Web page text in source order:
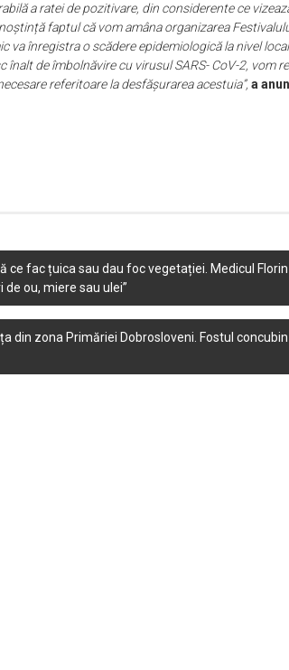
a ratei de pozitivare, din considerente ce
faptul că vom amâna organizarea
va înregistra o scădere epidemiologică la nivel
de îmbolnăvire cu virusul SARS- CoV-2, vom
referitoare la desfășurarea acestuia”, a
ce fac țuica sau dau foc vegetației. Medicul Florin
ou, miere sau ulei”
din zona Primăriei Dobrosloveni. Fostul